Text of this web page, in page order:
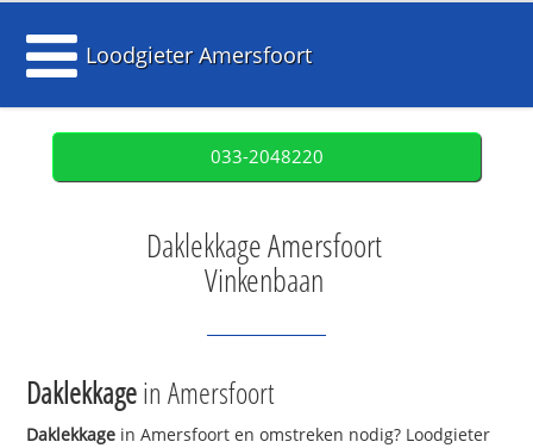
Loodgieter Amersfoort
033-2048220
Daklekkage Amersfoort
Vinkenbaan
Daklekkagein Amersfoort
Daklekkage in Amersfoort en omstreken nodig? Loodgieter